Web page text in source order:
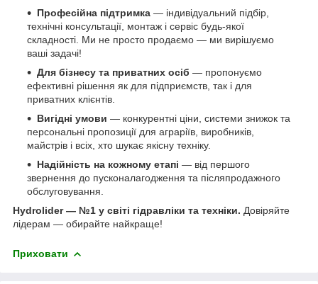
Професійна підтримка — індивідуальний підбір,
технічні консультації, монтаж і сервіс будь-якої
складності. Ми не просто продаємо — ми вирішуємо
ваші задачі!
Для бізнесу та приватних осіб — пропонуємо
ефективні рішення як для підприємств, так і для
приватних клієнтів.
Вигідні умови — конкурентні ціни, системи знижок та
персональні пропозиції для аграріїв, виробників,
майстрів і всіх, хто шукає якісну техніку.
Надійність на кожному етапі — від першого
звернення до пусконалагодження та післяпродажного
обслуговування.
Hydrolider — №1 у світі гідравліки та техніки. Довіряйте
лідерам — обирайте найкраще!
Приховати